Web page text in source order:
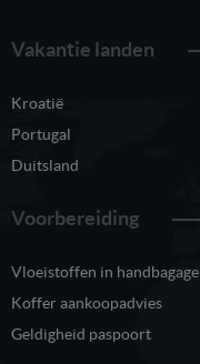
Vakantie landen
Kroatië
Portugal
Duitsland
Voorbereiding
Vloeistoffen in handbagage
Koffer aankoopadvies
Geldigheid paspoort